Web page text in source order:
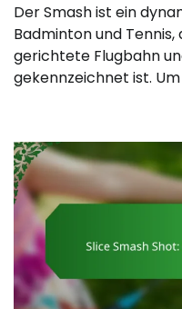
Der Smash ist ein
Badminton und
gerichtete Flugbahn
gekennzeichnet ist.